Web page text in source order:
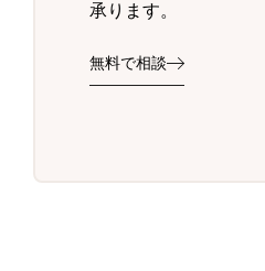
承ります。
無料で相談